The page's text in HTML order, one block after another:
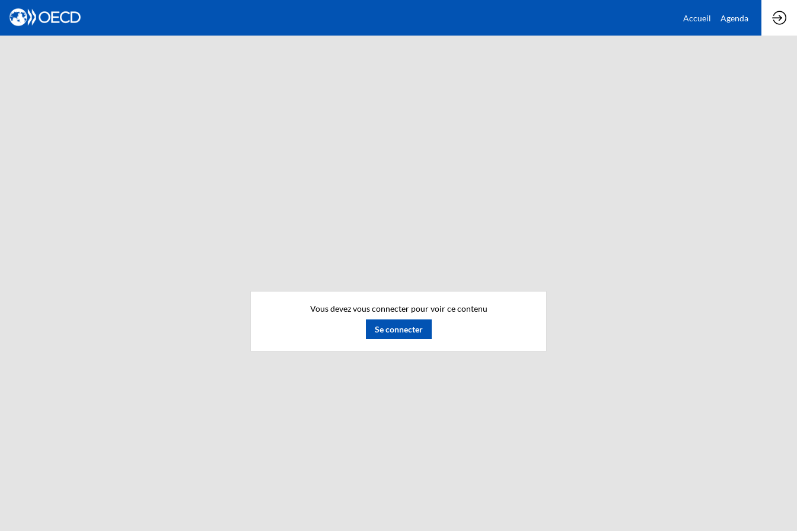
Accueil Agenda
Vous devez vous connecter pour voir ce contenu
Se connecter